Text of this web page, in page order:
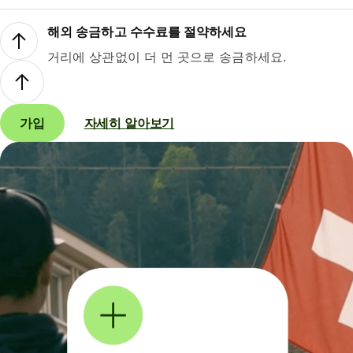
해외 송금하고 수수료를 절약하세요
거리에 상관없이 더 먼 곳으로 송금하세요.
가입 자세히 알아보기